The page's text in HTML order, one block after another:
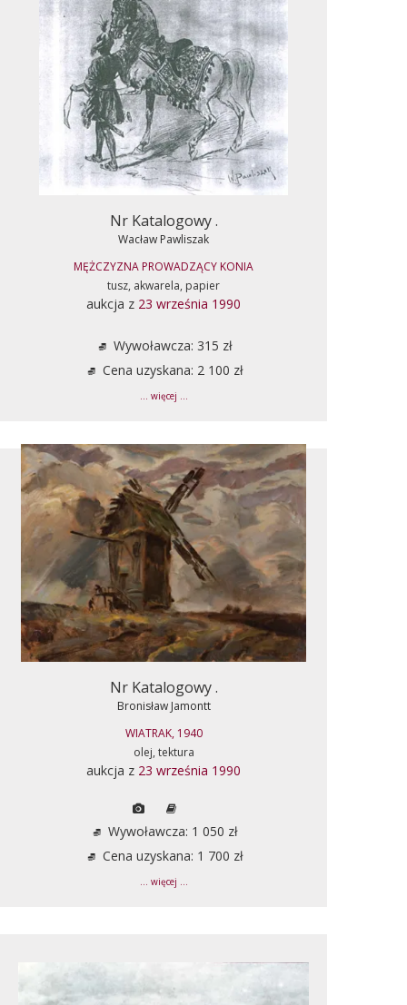
Nr Katalogowy .
Wacław Pawliszak
MĘŻCZYZNA PROWADZĄCY KONIA
tusz, akwarela, papier
aukcja z 23 września 1990
Wywoławcza: 315 zł
Cena uzyskana: 2 100 zł
... więcej ...
Nr Katalogowy .
Bronisław Jamontt
WIATRAK, 1940
olej, tektura
aukcja z 23 września 1990
Wywoławcza: 1 050 zł
Cena uzyskana: 1 700 zł
... więcej ...